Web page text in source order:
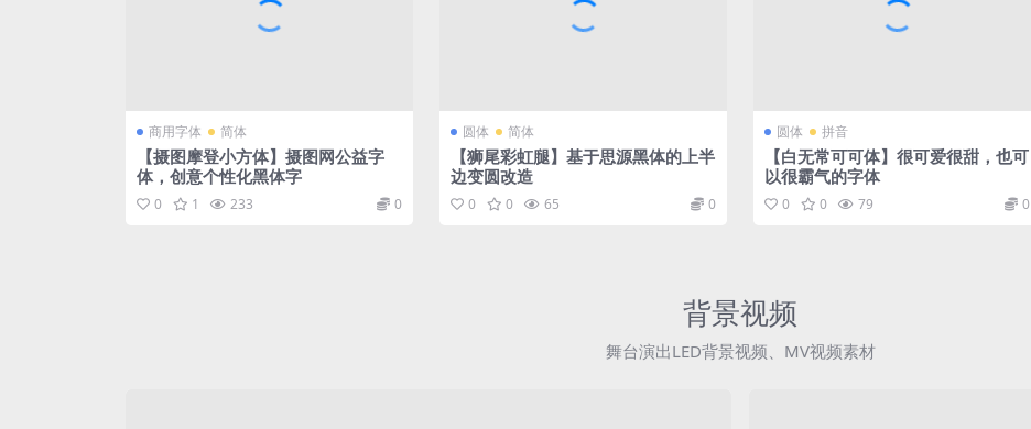
商用字体 简体
【摄图摩登小方体】摄图网公益字
体，创意个性化黑体字
0 1 233 0
圆体 简体
【狮尾彩虹腿】基于思源黑体的上半
边变圆改造
0 0 65 0
圆体 拼音
【白无常可可体】很可爱很甜，也可
以很霸气的字体
0 0 79 0
背景视频
舞台演出LED背景视频、MV视频素材